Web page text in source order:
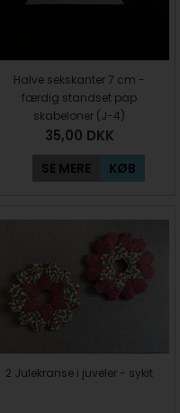
Halve sekskanter 7 cm -
færdig standset pap
skabeloner (J-4)
35,00 DKK
SE MERE KØB
2 Julekranse i juveler - sykit